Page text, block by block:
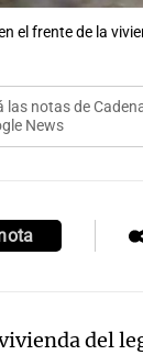
el frente de la
las notas de
News
del